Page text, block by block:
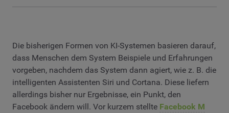
Die bisherigen Formen von KI-Systemen basieren darauf,
dass Menschen dem System Beispiele und Erfahrungen
vorgeben, nachdem das System dann agiert, wie z. B. die
intelligenten Assistenten Siri und Cortana. Diese liefern
allerdings bisher nur Ergebnisse, ein Punkt, den
Facebook ändern will. Vor kurzem stellte Facebook M